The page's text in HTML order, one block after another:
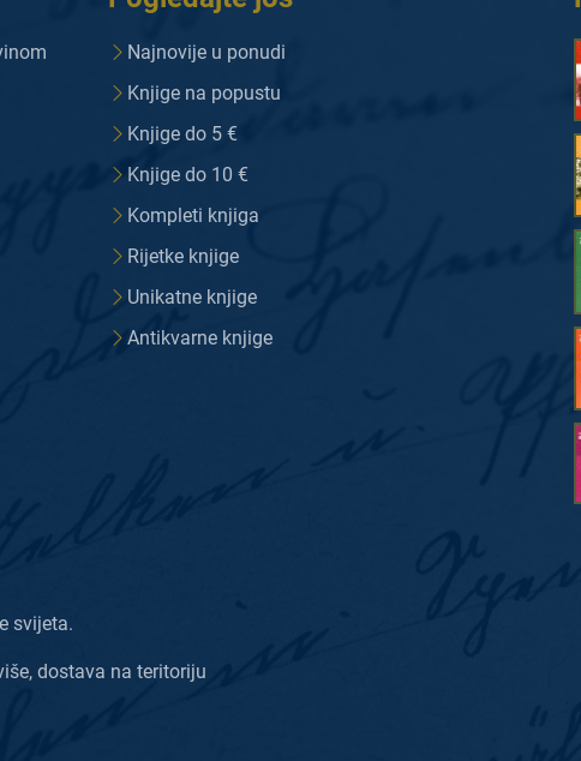
Najnovije u ponudi
Knjige na popustu
Knjige do 5 €
Knjige do 10 €
Kompleti knjiga
Rijetke knjige
Unikatne knjige
Antikvarne knjige
svijeta.
dostava na teritoriju